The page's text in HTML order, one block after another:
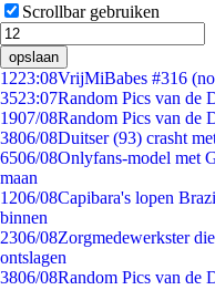
Scrollbar gebruiken
opslaan
1223:08VrijMiBabes #316
3523:07Random Pics van de
1907/08Random Pics van de
3806/08Duitser (93) crasht
6506/08Onlyfans-model met
maan
1206/08Capibara's lopen
binnen
2306/08Zorgmedewerkster
ontslagen
3806/08Random Pics van de